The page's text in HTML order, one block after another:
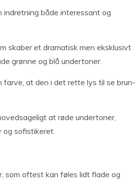
indretning både interessant og
skaber et dramatisk men eksklusivt
grønne og blå undertoner.
farve, at den i det rette lys til se brun-
at røde undertoner,
og sofistikeret.
som oftest kan føles lidt flade og